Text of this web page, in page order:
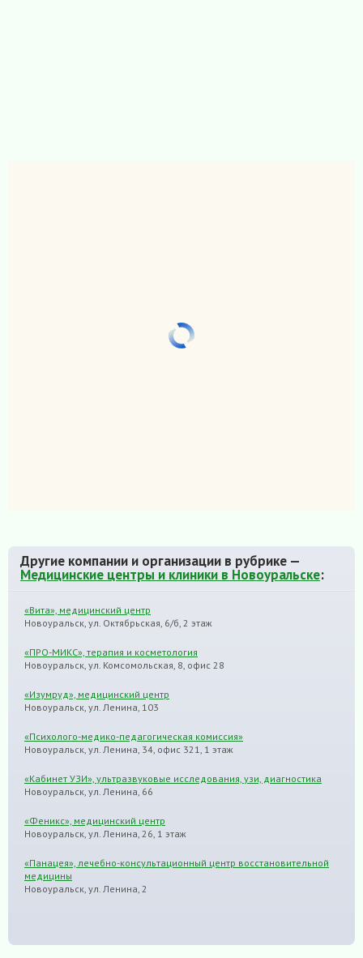
Другие компании и организации в рубрике —
Медицинские центры и клиники в Новоуральске:
«Вита», медицинский центр
Новоуральск, ул. Октябрьская, 6/б, 2 этаж
«ПРО-МИКС», терапия и косметология
Новоуральск, ул. Комсомольская, 8, офис 28
«Изумруд», медицинский центр
Новоуральск, ул. Ленина, 103
«Психолого-медико-педагогическая комиссия»
Новоуральск, ул. Ленина, 34, офис 321, 1 этаж
«Кабинет УЗИ», ультразвуковые исследования, узи, диагностика
Новоуральск, ул. Ленина, 66
«Феникс», медицинский центр
Новоуральск, ул. Ленина, 26, 1 этаж
«Панацея», лечебно-консультационный центр восстановительной
медицины
Новоуральск, ул. Ленина, 2